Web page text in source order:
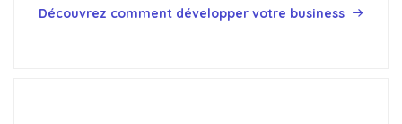
Découvrez comment développer votre business